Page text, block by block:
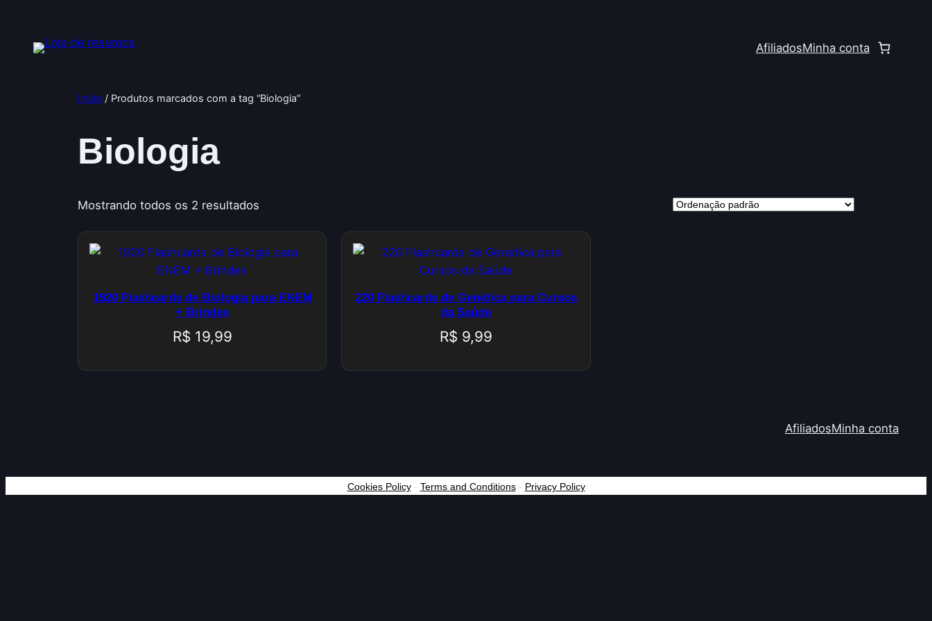
AfiliadosMinha conta
Início / Produtos marcados com a tag “Biologia”
Biologia
Mostrando todos os 2 resultados
1920 Flashcards de Biologia para ENEM
+ Brindes
R$ 19,99
220 Flashcards de Genética para Cursos
da Saúde
R$ 9,99
AfiliadosMinha conta
Cookies Policy- Terms and Conditions- Privacy Policy